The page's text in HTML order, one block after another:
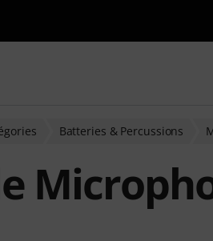
Batteries & Percussions